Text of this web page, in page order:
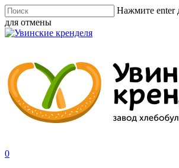
Skip
to
main
Нажмите enter
для отмены
Close
account
0